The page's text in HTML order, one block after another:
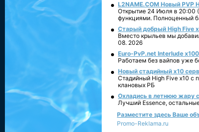
L2NAME.COM Новый PVP
Открытие 24 Июля в 20:00
функциями. Полноценный
Старый добрый High Five
Вместо крыльев мы
08. 2026
Euro-PvP.net Interlude
Работаем без вайпов уже
Новый стадийный х10
Стадийный High Five x10 с
клановых РБ
Охладись в летнюю жару
Лучший Essence,
Разместите здесь Ваше
Promo-Reklama.ru